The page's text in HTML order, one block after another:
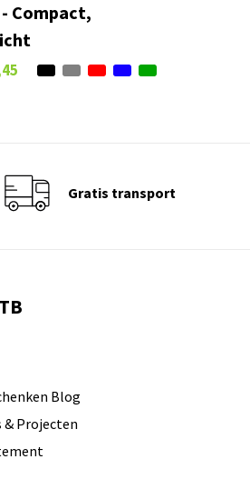
Compact,
Gratis transport
Blog
& Projecten